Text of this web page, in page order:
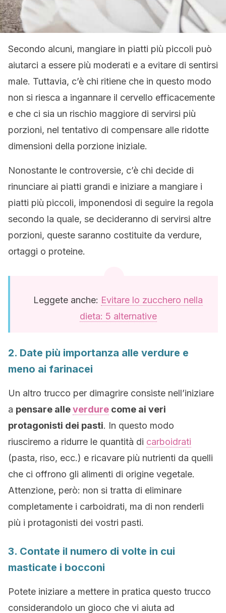
Secondo alcuni, mangiare in piatti più piccoli può
aiutarci a essere più moderati e a evitare di sentirsi
male. Tuttavia, c’è chi ritiene che in questo modo
non si riesca a ingannare il cervello efficacemente
e che ci sia un rischio maggiore di servirsi più
porzioni, nel tentativo di compensare alle ridotte
dimensioni della porzione iniziale.
Nonostante le controversie, c’è chi decide di
rinunciare ai piatti grandi e iniziare a mangiare i
piatti più piccoli, imponendosi di seguire la regola
secondo la quale, se decideranno di servirsi altre
porzioni, queste saranno costituite da verdure,
ortaggi o proteine.
Leggete anche: Evitare lo zucchero nella
dieta: 5 alternative
2. Date più importanza alle verdure e
meno ai farinacei
Un altro trucco per dimagrire consiste nell’iniziare
a pensare alleverdure come ai veri
protagonisti dei pasti. In questo modo
riusciremo a ridurre le quantità di carboidrati
(pasta, riso, ecc.) e ricavare più nutrienti da quelli
che ci offrono gli alimenti di origine vegetale.
Attenzione, però: non si tratta di eliminare
completamente i carboidrati, ma di non renderli
più i protagonisti dei vostri pasti.
3. Contate il numero di volte in cui
masticate i bocconi
Potete iniziare a mettere in pratica questo trucco
considerandolo un gioco che vi aiuta ad